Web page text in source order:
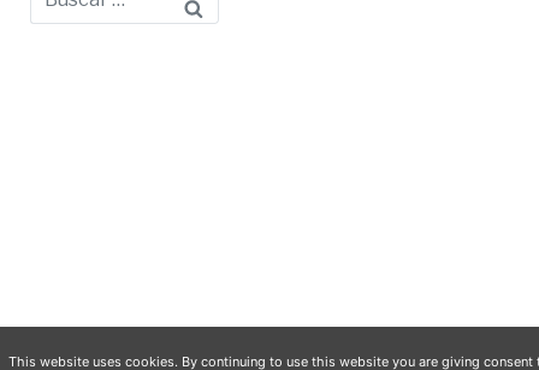
This website uses cookies. By continuing to use this website you are giving consent